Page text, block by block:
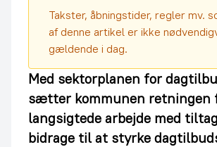
Takster, åbningstider, regler mv.
af denne artikel er ikke
gældende i dag.
Med sektorplanen for
sætter kommunen retningen
langsigtede arbejde med
bidrage til at styrke